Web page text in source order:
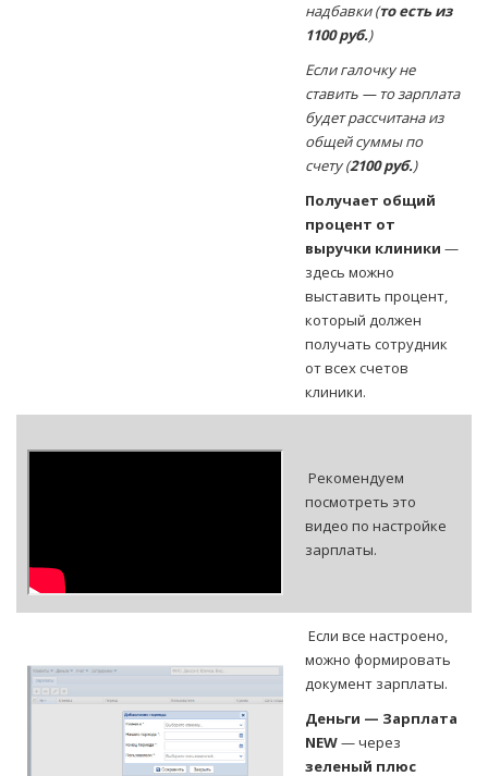
надбавки (то есть из
1100 руб.)
Если галочку не
ставить — то зарплата
будет рассчитана из
общей суммы по
счету (2100 руб.)
Получает общий
процент от
выручки клиники —
здесь можно
выставить процент,
который должен
получать сотрудник
от всех счетов
клиники.
Рекомендуем
посмотреть это
видео по настройке
зарплаты.
Если все настроено,
можно формировать
документ зарплаты.
Деньги — Зарплата
NEW— через
зеленый плюс